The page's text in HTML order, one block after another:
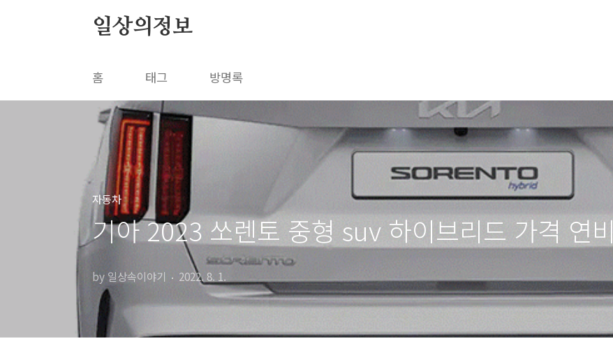
일상의정보
홈 태그 방명록
자동차
기아 2023 쏘렌토 중형 suv 하이브리드 가격 연비
by 일상속이야기 2022. 8. 1.